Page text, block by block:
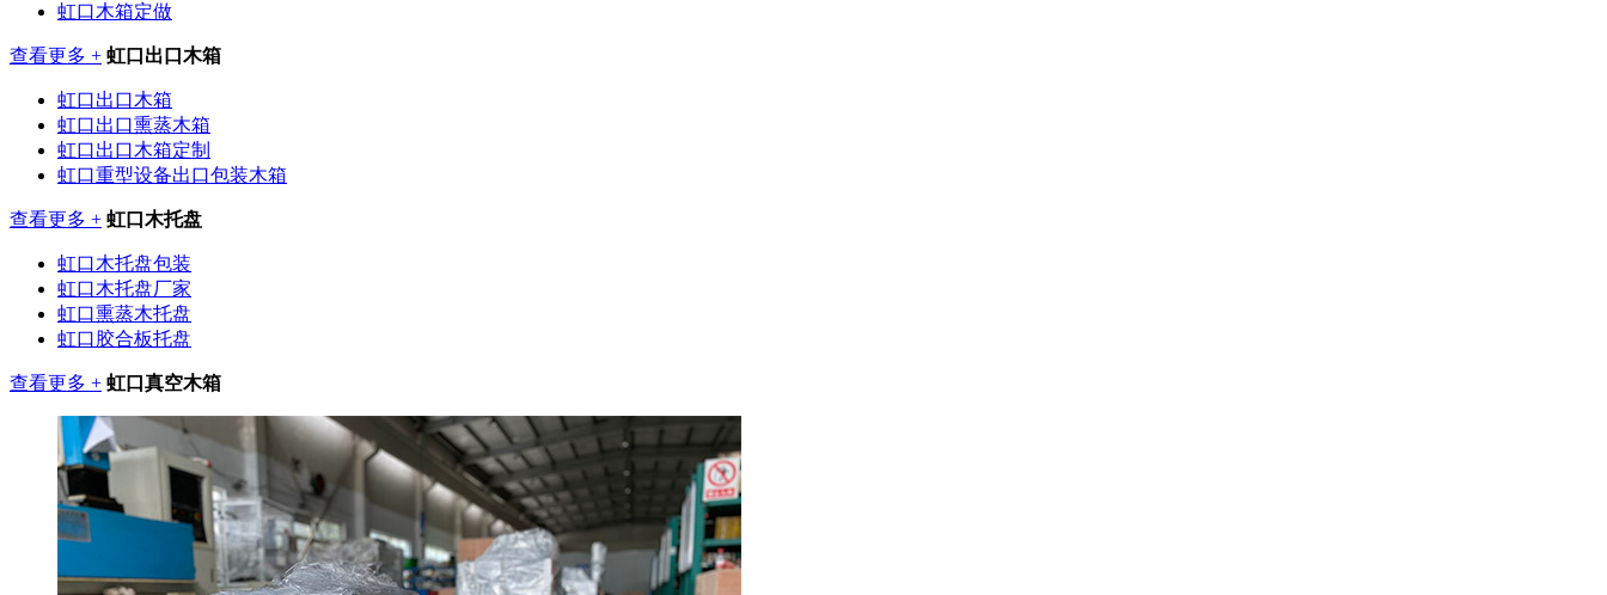
虹口木箱定做
查看更多 + 虹口出口木箱
虹口出口木箱
虹口出口熏蒸木箱
虹口出口木箱定制
虹口重型设备出口包装木箱
查看更多 + 虹口木托盘
虹口木托盘包装
虹口木托盘厂家
虹口熏蒸木托盘
虹口胶合板托盘
查看更多 + 虹口真空木箱